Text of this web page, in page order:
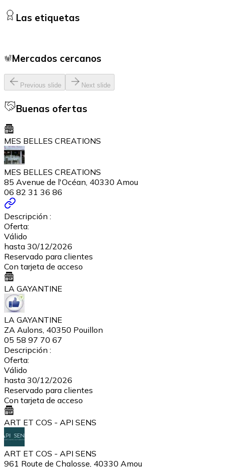
Las etiquetas
Mercados cercanos
Previous slide Next slide
Buenas ofertas
MES BELLES CREATIONS
MES BELLES CREATIONS
85 Avenue de l'Océan, 40330 Amou
06 82 31 36 86
Descripción :
Oferta:
Válido
hasta 30/12/2026
Reservado para clientes
Con tarjeta de acceso
LA GAYANTINE
LA GAYANTINE
ZA Aulons, 40350 Pouillon
05 58 97 70 67
Descripción :
Oferta:
Válido
hasta 30/12/2026
Reservado para clientes
Con tarjeta de acceso
ART ET COS - API SENS
ART ET COS - API SENS
961 Route de Chalosse, 40330 Amou